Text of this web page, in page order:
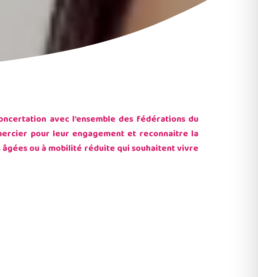
avec l’ensemble des fédérations du
pour leur engagement et reconnaitre la
ou à mobilité réduite qui souhaitent vivre